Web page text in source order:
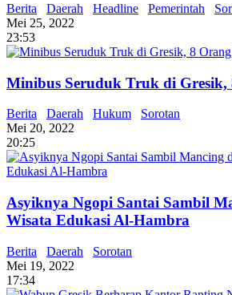
Berita Daerah Headline Pemerintah
Mei 25, 2022
23:53
Minibus Seruduk Truk di
Berita Daerah Hukum
Sorotan
Mei 20, 2022
20:25
Asyiknya Ngopi Santai Sambil
Wisata Edukasi Al-Hambra
Berita Daerah
Sorotan
Mei 19, 2022
17:34